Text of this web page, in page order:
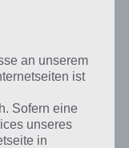
26.8.2020
Island im August
an unserem
ist
Sofern eine
unseres
in